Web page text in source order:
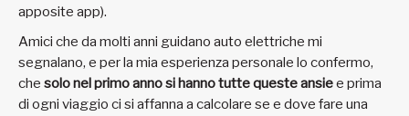
apposite app).
Amici che da molti anni guidano auto elettriche mi
segnalano, e per la mia esperienza personale lo confermo,
che solo nel primo anno si hanno tutte queste ansiee prima
di ogni viaggio ci si affanna a calcolare se e dove fare una